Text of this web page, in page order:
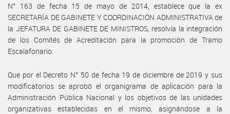
N° 163 de fecha 15 de mayo de 2014, establece que la ex
SECRETARÍA DE GABINETE Y COORDINACIÓN ADMINISTRATIVA de
la JEFATURA DE GABINETE DE MINISTROS, resolvía la integración
de los Comités de Acreditación para la promoción de Tramo
Escalafonario.
Que por el Decreto N° 50 de fecha 19 de diciembre de 2019 y sus
modificatorios se aprobó el organigrama de aplicación para la
Administración Pública Nacional y los objetivos de las unidades
organizativas establecidas en el mismo, asignándose a la